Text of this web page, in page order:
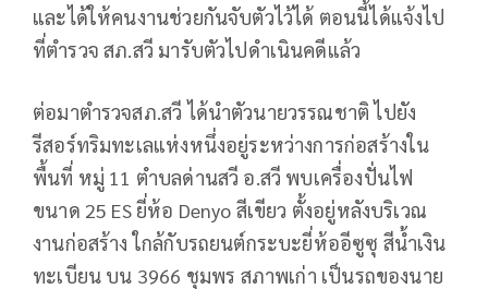
และได้ให้คนงานช่วยกันจับตัวไว้ได้ ตอนนี้ได้แจ้งไป
ที่ตำรวจ สภ.สวี มารับตัวไปดำเนินคดีแล้ว
ต่อมาตำรวจสภ.สวี ได้นำตัวนายวรรณชาติ ไปยัง
รีสอร์ทริมทะเลแห่งหนึ่งอยู่ระหว่างการก่อสร้างใน
พื้นที่ หมู่ 11 ตำบลด่านสวี อ.สวี พบเครื่องปั่นไฟ
ขนาด 25 ES ยี่ห้อ Denyo สีเขียว ตั้งอยู่หลังบริเวณ
งานก่อสร้าง ใกล้กับรถยนต์กระบะยี่ห้ออีซูซุ สีน้ำเงิน
ทะเบียน บน 3966 ชุมพร สภาพเก่า เป็นรถของนาย